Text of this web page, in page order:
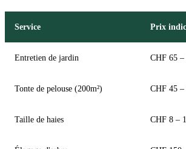
Service Prix
Entretien de jardin CHF 65 –
Tonte de pelouse (200m²) CHF 45 –
Taille de haies CHF 8 –